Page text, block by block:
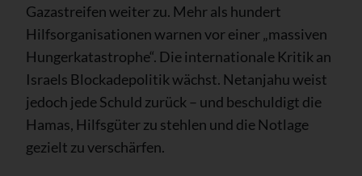
Gazastreifen weiter zu. Mehr als hundert
Hilfsorganisationen warnen vor einer „massiven
Hungerkatastrophe“. Die internationale Kritik an
Israels Blockadepolitik wächst. Netanjahu weist
jedoch jede Schuld zurück – und beschuldigt die
Hamas, Hilfsgüter zu stehlen und die Notlage
gezielt zu verschärfen.